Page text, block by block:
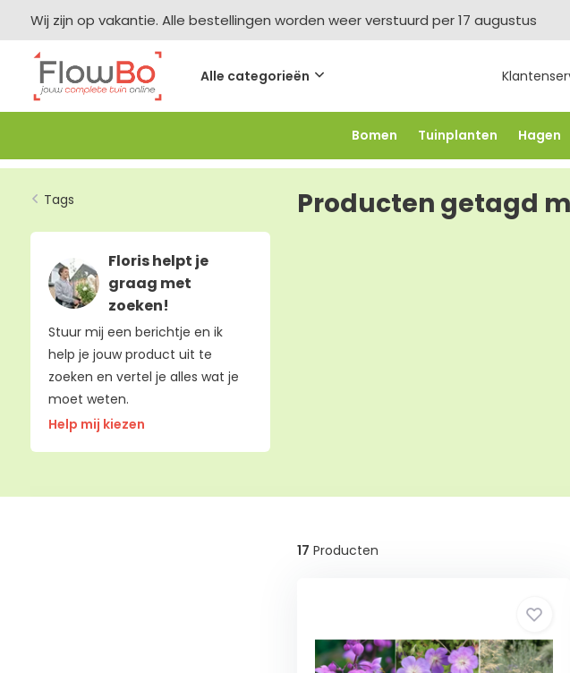
Wij zijn op vakantie. Alle bestellingen worden weer verstuurd per 17 augustus
Alle categorieën
Bomen Tuinplanten Hagen
-2,5% vanaf €250 -FLOWBO250 -5% vanaf
Tags
Floris helpt je
graag met
zoeken!
Stuur mij een berichtje en ik
help je jouw product uit te
zoeken en vertel je alles wat je
moet weten.
Help mij kiezen
Producten getagd
17 Producten